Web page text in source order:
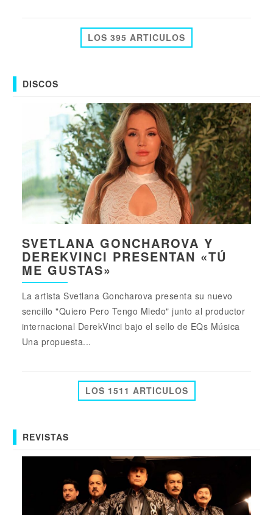
LOS 395 ARTICULOS
DISCOS
SVETLANA GONCHAROVA Y
DEREKVINCI PRESENTAN «TÚ
ME GUSTAS»
La artista Svetlana Goncharova presenta su nuevo
sencillo "Quiero Pero Tengo Miedo" junto al productor
internacional DerekVinci bajo el sello de EQs Música
Una propuesta...
LOS 1511 ARTICULOS
REVISTAS